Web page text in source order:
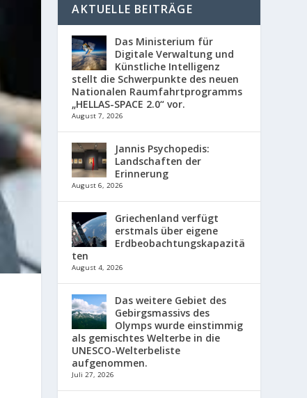
AKTUELLE BEITRÄGE
Das Ministerium für
Digitale Verwaltung und
Künstliche Intelligenz
stellt die Schwerpunkte des neuen
Nationalen Raumfahrtprogramms
„HELLAS-SPACE 2.0“ vor.
August 7, 2026
Jannis Psychopedis:
Landschaften der
Erinnerung
August 6, 2026
Griechenland verfügt
erstmals über eigene
Erdbeobachtungskapazitä
ten
August 4, 2026
Das weitere Gebiet des
Gebirgsmassivs des
Olymps wurde einstimmig
als gemischtes Welterbe in die
UNESCO-Welterbeliste
aufgenommen.
Juli 27, 2026